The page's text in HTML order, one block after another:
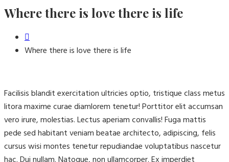
Where there is love there is life
Where there is love there is life
Facilisis blandit exercitation ultricies optio, tristique class metus
litora maxime curae diamlorem tenetur! Porttitor elit accumsan
vero irure, molestias. Lectus aperiam convallis! Fuga mattis
pede sed habitant veniam beatae architecto, adipiscing, felis
cursus wisi montes tenetur repudiandae voluptatibus nascetur